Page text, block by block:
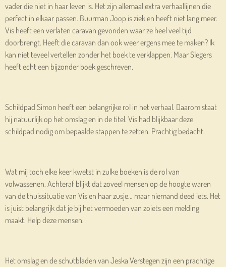
vader die niet in haar leven is. Het zijn allemaal extra verhaallijnen die
perfect in elkaar passen. Buurman Joop is ziek en heeft niet lang meer.
Vis heeft een verlaten caravan gevonden waar ze heel veel tijd
doorbrengt. Heeft die caravan dan ook weer ergens mee te maken? Ik
kan niet teveel vertellen zonder het boek te verklappen. Maar Slegers
heeft echt een bijzonder boek geschreven.
Schildpad Simon heeft een belangrijke rol in het verhaal. Daarom staat
hij natuurlijk op het omslag en in de titel. Vis had blijkbaar deze
schildpad nodig om bepaalde stappen te zetten. Prachtig bedacht.
Wat mij toch elke keer kwetst in zulke boeken is de rol van
volwassenen. Achteraf blijkt dat zoveel mensen op de hoogte waren
van de thuissituatie van Vis en haar zusje… maar niemand deed iets. Het
is juist belangrijk dat je bij het vermoeden van zoiets een melding
maakt. Help deze mensen.
Het omslag en de schutbladen van Jeska Verstegen zijn een prachtige